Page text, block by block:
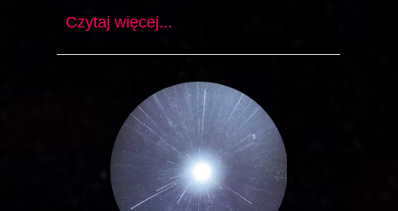
Czytaj więcej...